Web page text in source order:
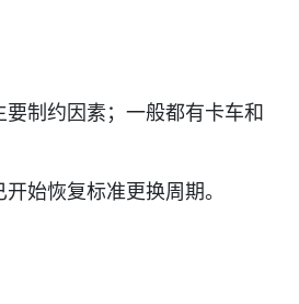
制约因素；一般都有卡车和
始恢复标准更换周期。